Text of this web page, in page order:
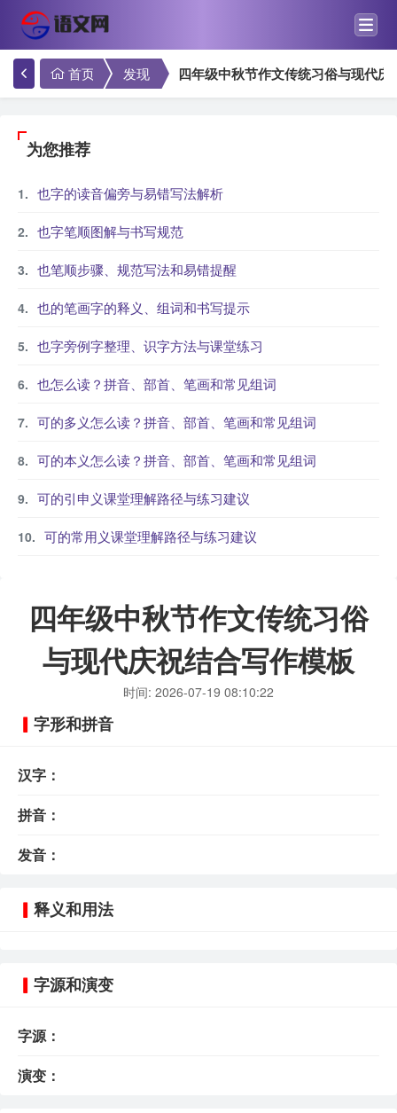
首页 发现 四年级中秋节作文传统习俗与现代庆
为您推荐
也字的读音偏旁与易错写法解析
也字笔顺图解与书写规范
也笔顺步骤、规范写法和易错提醒
也的笔画字的释义、组词和书写提示
也字旁例字整理、识字方法与课堂练习
也怎么读？拼音、部首、笔画和常见组词
可的多义怎么读？拼音、部首、笔画和常见组词
可的本义怎么读？拼音、部首、笔画和常见组词
可的引申义课堂理解路径与练习建议
可的常用义课堂理解路径与练习建议
四年级中秋节作文传统习俗
与现代庆祝结合写作模板
时间: 2026-07-19 08:10:22
字形和拼音
汉字：
拼音：
发音：
释义和用法
字源和演变
字源：
演变：